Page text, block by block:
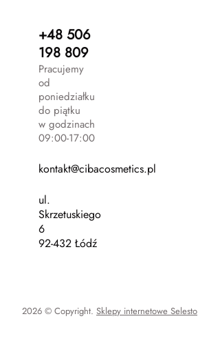
+48 506
198 809
Pracujemy
od
poniedziałku
do piątku
w godzinach
09:00-17:00
kontakt@cibacosmetics.pl
ul.
Skrzetuskiego
6
92-432 Łódź
2026 © Copyright. Sklepy internetowe Selesto